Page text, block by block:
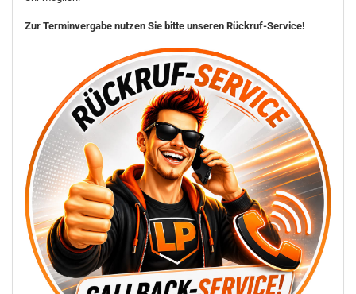
Zur Terminvergabe nutzen Sie bitte unseren Rückruf-Service!